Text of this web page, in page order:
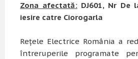
Zona afectată: DJ601, Nr De
iesire catre Ciorogarla
Rețele Electrice România a
întreruperile programate